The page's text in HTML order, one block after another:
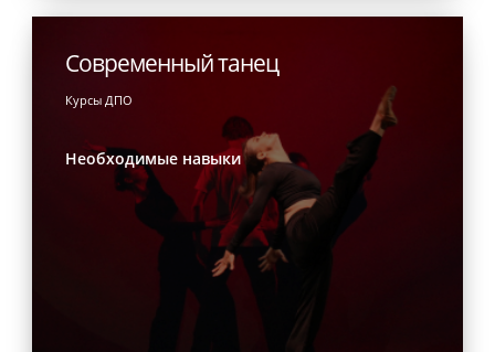
Современный танец
Курсы ДПО
Необходимые навыки